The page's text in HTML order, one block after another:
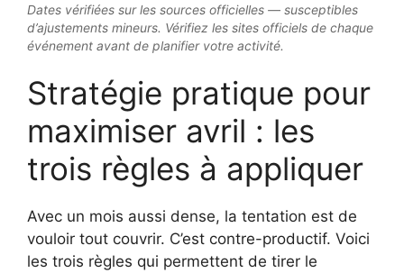
Dates vérifiées sur les sources officielles — susceptibles
d’ajustements mineurs. Vérifiez les sites officiels de chaque
événement avant de planifier votre activité.
Stratégie pratique pour
maximiser avril : les
trois règles à appliquer
Avec un mois aussi dense, la tentation est de
vouloir tout couvrir. C’est contre-productif. Voici
les trois règles qui permettent de tirer le